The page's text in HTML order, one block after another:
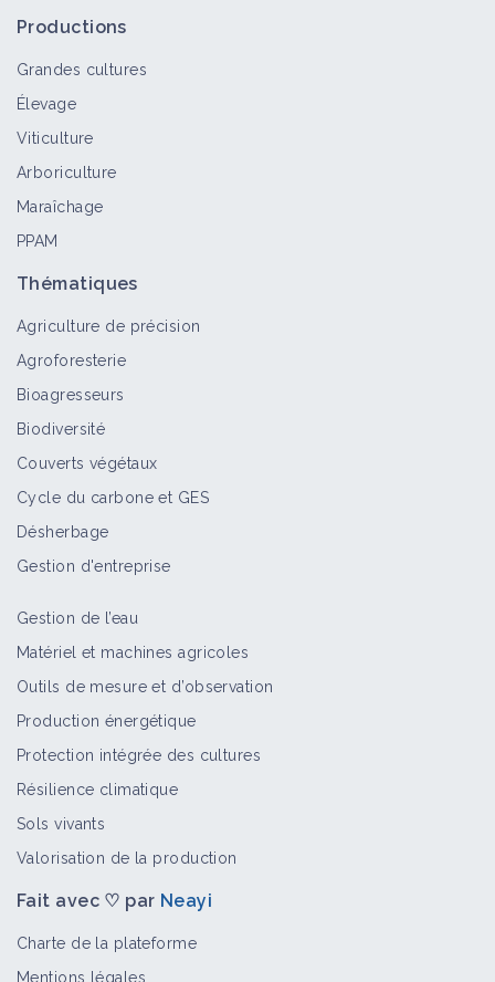
Productions
Grandes cultures
Élevage
Viticulture
Arboriculture
Maraîchage
PPAM
Thématiques
Agriculture de précision
Agroforesterie
Bioagresseurs
Biodiversité
Couverts végétaux
Cycle du carbone et GES
Désherbage
Gestion d'entreprise
Gestion de l’eau
Matériel et machines agricoles
Outils de mesure et d’observation
Production énergétique
Protection intégrée des cultures
Résilience climatique
Sols vivants
Valorisation de la production
Fait avec ♡ par Neayi
Charte de la plateforme
Mentions légales